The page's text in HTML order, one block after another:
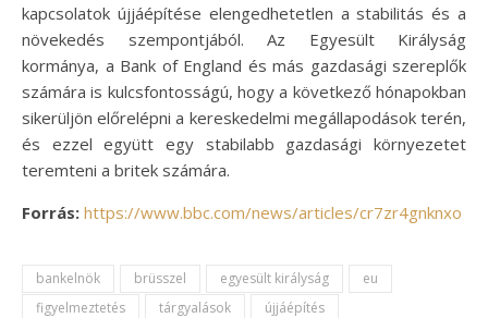
kapcsolatok újjáépítése elengedhetetlen a stabilitás és a
növekedés szempontjából. Az Egyesült Királyság
kormánya, a Bank of England és más gazdasági szereplők
számára is kulcsfontosságú, hogy a következő hónapokban
sikerüljön előrelépni a kereskedelmi megállapodások terén,
és ezzel együtt egy stabilabb gazdasági környezetet
teremteni a britek számára.
Forrás: https://www.bbc.com/news/articles/cr7zr4gnknxo
bankelnök brüsszel egyesült királyság
eu
figyelmeztetés
tárgyalások újjáépítés